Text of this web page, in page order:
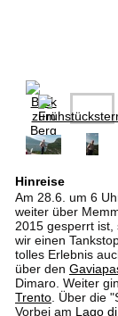
Hinreise
Am 28.6. um 6
weiter über
2015 gesperrt ist,
wir einen
tolles Erlebnis
über den
Dimaro. Weiter
Trento . Über die
Vorbei am Lago